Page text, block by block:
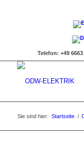
Telefon: +49
Sie sind hier: Startseite /